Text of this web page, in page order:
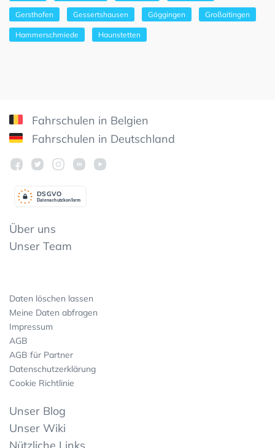
Gersthofen Gessertshausen Göggingen Großaitingen
Hammerschmiede Haunstetten
Fahrschulen in Belgien
Fahrschulen in Deutschland
Datenschutzkonform
DSGVO
Über uns
Unser Team
Daten löschen lassen
Meine Daten abfragen
Impressum
AGB
AGB für Partner
Datenschutzerklärung
Cookie Richtlinie
Unser Blog
Unser Wiki